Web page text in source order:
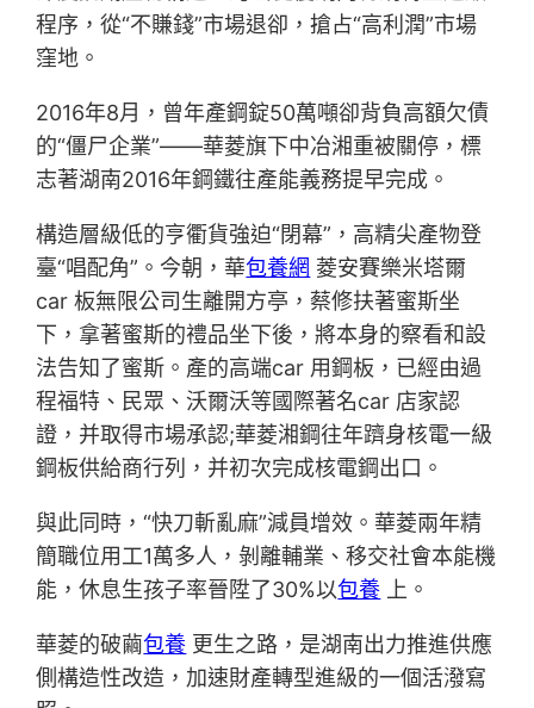
程序，從“不賺錢”市場退卻，搶占“高利潤”市場
窪地。
2016年8月，曾年產鋼錠50萬噸卻背負高額欠債
的“僵尸企業”——華菱旗下中冶湘重被關停，標
志著湖南2016年鋼鐵往產能義務提早完成。
構造層級低的亨衢貨強迫“閉幕”，高精尖產物登
臺“唱配角”。今朝，華包養網 菱安賽樂米塔爾
car 板無限公司生離開方亭，蔡修扶著蜜斯坐
下，拿著蜜斯的禮品坐下後，將本身的察看和設
法告知了蜜斯。產的高端car 用鋼板，已經由過
程福特、民眾、沃爾沃等國際著名car 店家認
證，并取得市場承認;華菱湘鋼往年躋身核電一級
鋼板供給商行列，并初次完成核電鋼出口。
與此同時，“快刀斬亂麻”減員增效。華菱兩年精
簡職位用工1萬多人，剝離輔業、移交社會本能機
能，休息生孩子率晉陞了30%以包養 上。
華菱的破繭包養 更生之路，是湖南出力推進供應
側構造性改造，加速財產轉型進級的一個活潑寫